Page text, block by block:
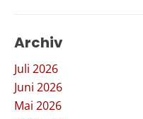
Archiv
Juli 2026
Juni 2026
Mai 2026